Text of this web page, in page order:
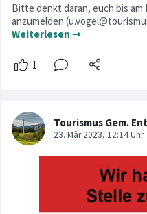
Bitte denkt daran, euch bis am
anzumelden
Weiterlesen ➞